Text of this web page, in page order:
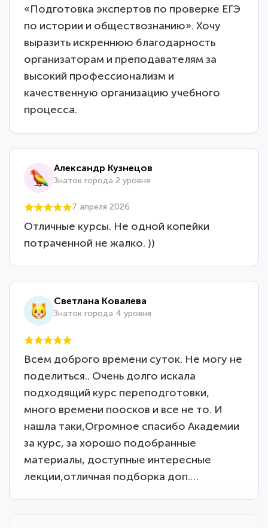
«Подготовка экспертов по проверке ЕГЭ
по истории и обществознанию». Хочу
выразить искреннюю благодарность
организаторам и преподавателям за
высокий профессионализм и
качественную организацию учебного
процесса.
Александр Кузнецов
Знаток города 2 уровня
7 апреля 2026
Отличные курсы. Не одной копейки
потраченной не жалко. ))
Светлана Ковалева
Знаток города 4 уровня
Всем доброго времени суток. Не могу не
поделиться.. Очень долго искала
подходящий курс переподготовки,
много времени поосков и все не то. И
нашла таки,Огромное спасибо Академии
за курс, за хорошо подобранные
материалы, доступные интересные
лекции,отличная подборка доп.…